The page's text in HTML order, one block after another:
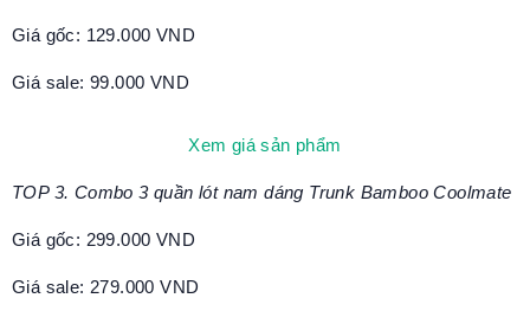
Giá gốc: 129.000 VND
Giá sale: 99.000 VND
Xem giá sản phẩm
TOP 3. Combo 3 quần lót nam dáng Trunk Bamboo Coolmate
Giá gốc: 299.000 VND
Giá sale: 279.000 VND